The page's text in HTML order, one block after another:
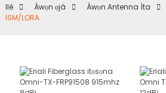
Ilé Àwọn ọjà Àwọn Antenna Ìta
ISM/LORA